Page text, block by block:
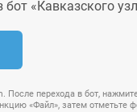
«Кавказского
После перехода в бот,
«Файл», затем отметьте